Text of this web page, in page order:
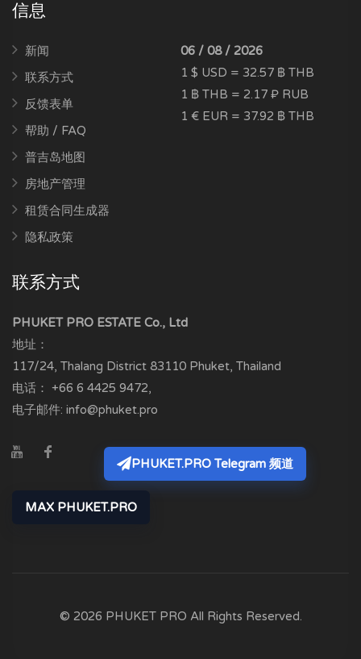
信息
新闻
联系方式
反馈表单
帮助 / FAQ
普吉岛地图
房地产管理
租赁合同生成器
隐私政策
06 / 08 / 2026
1 $ USD = 32.57 ฿ THB
1 ฿ THB = 2.17 ₽ RUB
1 € EUR = 37.92 ฿ THB
联系方式
PHUKET PRO ESTATE Co., Ltd
地址：
117/24, Thalang District 83110 Phuket, Thailand
电话： +66 6 4425 9472,
电子邮件: info@phuket.pro
PHUKET.PRO Telegram 频道
MAX PHUKET.PRO
© 2026 PHUKET PRO All Rights Reserved.